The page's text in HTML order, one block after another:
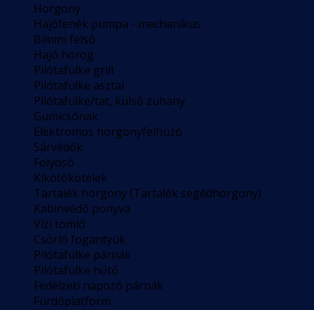
Horgony
Hajófenék pumpa - mechanikus
Bimini felső
Hajó horog
Pilótafülke grill
Pilótafülke asztal
Pilótafülke/tat, külső zuhany
Gumicsónak
Elektromos horgonyfelhúzó
Sárvédők
Folyosó
Kikötőkötelek
Tartalék horgony (Tartalék segédhorgony)
Kabinvédő ponyva
Vízi tömlő
Csörlő fogantyúk
Pilótafülke párnák
Pilótafülke hűtő
Fedélzeti napozó párnák
Fürdőplatform